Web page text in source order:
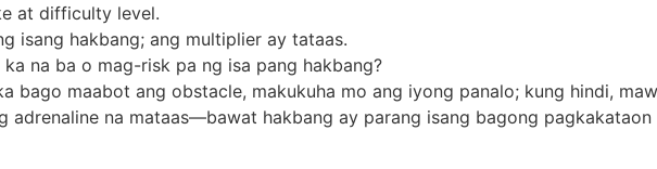
at difficulty level.
isang hakbang; ang multiplier ay tataas.
na ba o mag-risk pa ng isa pang hakbang?
bago maabot ang obstacle, makukuha mo ang iyong panalo; kung hindi,
adrenaline na mataas—bawat hakbang ay parang isang bagong